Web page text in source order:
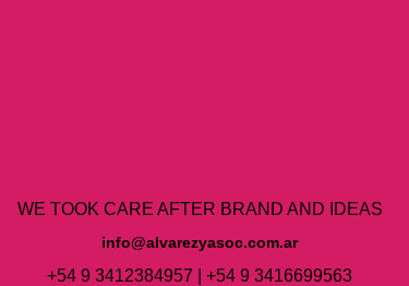
WE TOOK CARE AFTER BRAND AND IDEAS
info@alvarezyasoc.com.ar
+54 9 3412384957 | +54 9 3416699563